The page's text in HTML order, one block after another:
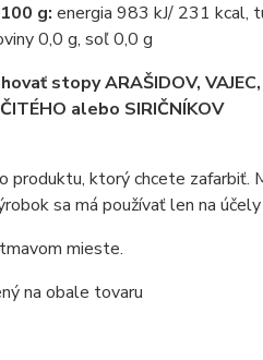
g: energia 983 kJ/ 231 kcal,
0,0 g, soľ 0,0 g
stopy ARAŠIDOV, VAJEC,
alebo SIRIČNÍKOV
produktu, ktorý chcete zafarbiť.
sa má používať len na
mieste.
na obale tovaru